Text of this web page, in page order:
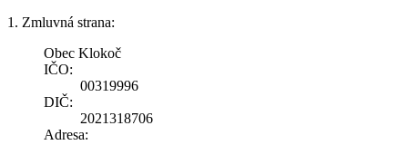
1. Zmluvná strana:
Obec Klokoč
IČO:
00319996
DIČ:
2021318706
Adresa: